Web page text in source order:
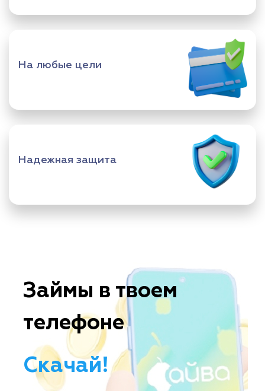
На любые цели
Надежная защита
Займы в твоем
телефоне
Скачай!